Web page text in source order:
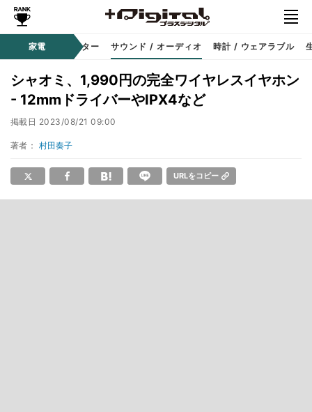
家電プロジェクター サウンド / オーディオ 時計 / ウェアラブル
シャオミ、1,990円の完全ワイヤレスイヤホン
- 12mmドライバーやIPX4など
掲載日 2023/08/21 09:00
著者： 村田奏子
URLをコピー